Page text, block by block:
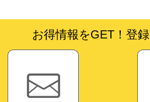
お得情報をGET！登